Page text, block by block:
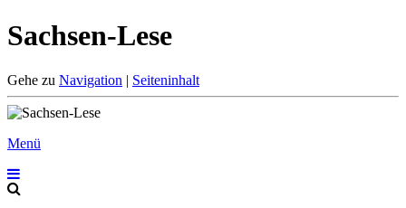
Sachsen-Lese
Gehe zu Navigation | Seiteninhalt
Menü